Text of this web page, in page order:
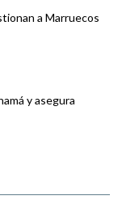
a Marruecos
y asegura